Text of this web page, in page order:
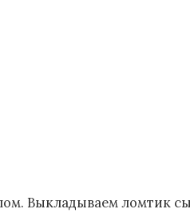
Выкладываем ломтик